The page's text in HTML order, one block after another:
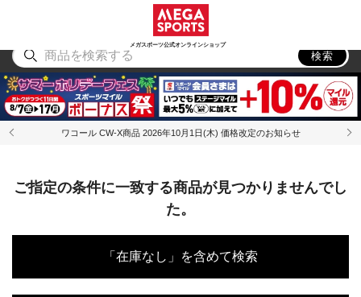
メガスポーツ公式オンラインショップ
アウトドア
検索
ワコール CW-X商品 2026年10月1日(木) 価格改定のお知らせ
ご指定の条件に一致する商品が見つかりませんでし
た。
「在庫なし」を含めて検索